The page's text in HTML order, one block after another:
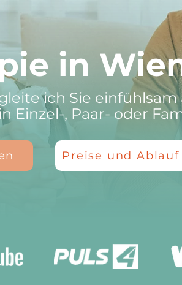
in
ich Sie
Einzel-, Paar- oder
Preise und Ablauf